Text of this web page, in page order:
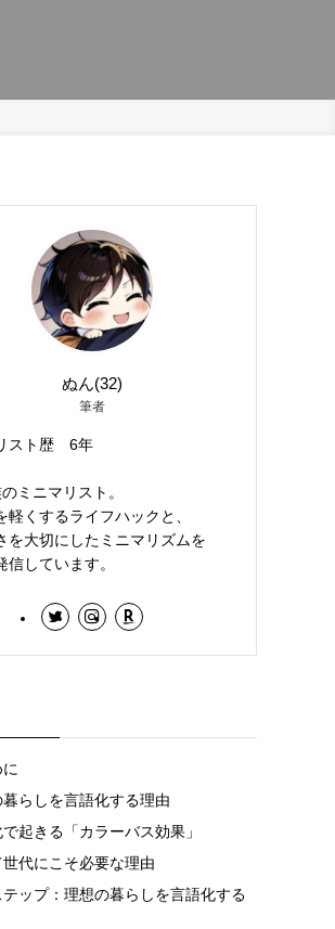
ぬん(32)
筆者
スト歴 6年
ミニマリスト。
軽くするライフハックと、
を大切にしたミニマリズムを
信しています。
らしを言語化する理由
起きる「カラーバス効果」
代にこそ必要な理由
ップ：理想の暮らしを言語化する